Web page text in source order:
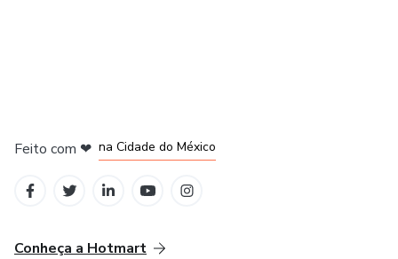
Feito com ❤ na Cidade do México
Conheça a Hotmart